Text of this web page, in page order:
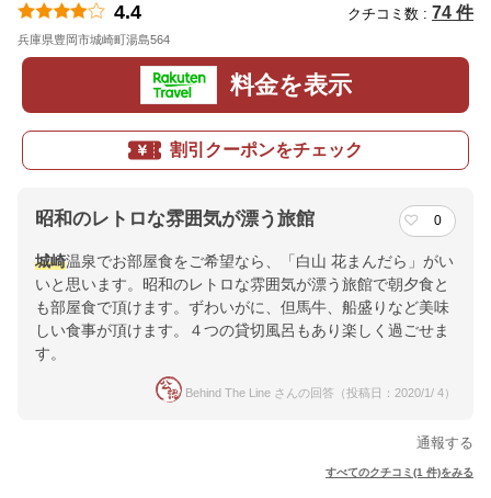
4.4 クチコミ数 : 74 件
兵庫県豊岡市城崎町湯島564
料金を表示
割引クーポンをチェック
昭和のレトロな雰囲気が漂う旅館 0
城崎温泉でお部屋食をご希望なら、「白山 花まんだら」がい
いと思います。昭和のレトロな雰囲気が漂う旅館で朝夕食と
も部屋食で頂けます。ずわいがに、但馬牛、船盛りなど美味
しい食事が頂けます。４つの貸切風呂もあり楽しく過ごせま
す。
Behind The Line さんの回答（投稿日：2020/1/ 4）
通報する
すべてのクチコミ(1 件)をみる